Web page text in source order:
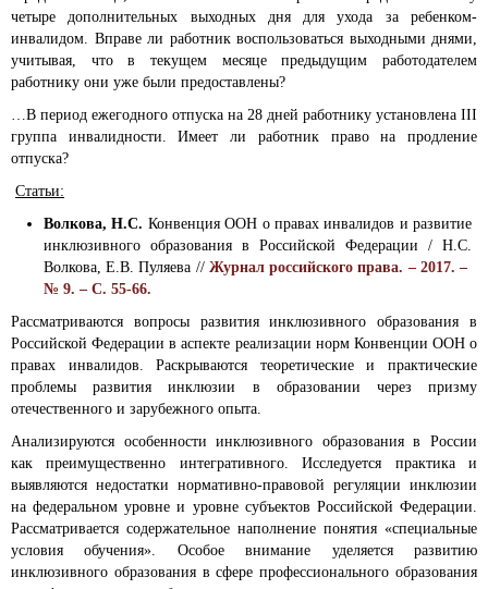
четыре дополнительных выходных дня для ухода за ребенком-
инвалидом. Вправе ли работник воспользоваться выходными днями,
учитывая, что в текущем месяце предыдущим работодателем
работнику они уже были предоставлены?
…В период ежегодного отпуска на 28 дней работнику установлена III
группа инвалидности. Имеет ли работник право на продление
отпуска?
Статьи:
Волкова, Н.С. Конвенция ООН о правах инвалидов и развитие
инклюзивного образования в Российской Федерации / Н.С.
Волкова, Е.В. Пуляева // Журнал российского права. – 2017. –
№ 9. – С. 55-66.
Рассматриваются вопросы развития инклюзивного образования в
Российской Федерации в аспекте реализации норм Конвенции ООН о
правах инвалидов. Раскрываются теоретические и практические
проблемы развития инклюзии в образовании через призму
отечественного и зарубежного опыта.
Анализируются особенности инклюзивного образования в России
как преимущественно интегративного. Исследуется практика и
выявляются недостатки нормативно-правовой регуляции инклюзии
на федеральном уровне и уровне субъектов Российской Федерации.
Рассматривается содержательное наполнение понятия «специальные
условия обучения». Особое внимание уделяется развитию
инклюзивного образования в сфере профессионального образования